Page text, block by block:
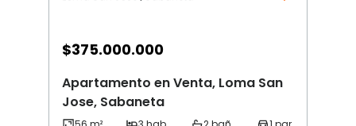
$375.000.000
Apartamento en Venta, Loma San
Jose, Sabaneta